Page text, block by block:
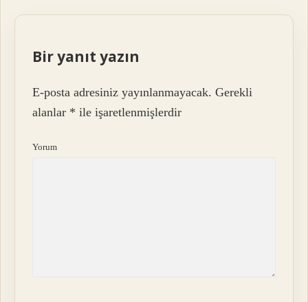
Bir yanıt yazın
E-posta adresiniz yayınlanmayacak. Gerekli
alanlar * ile işaretlenmişlerdir
Yorum